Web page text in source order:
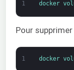
1 docker
Pour
1 docker